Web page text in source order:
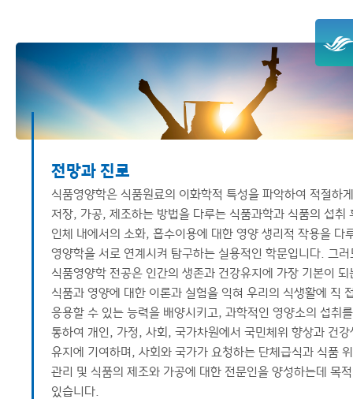
이용안내
전망과 진로
식품영양학은 식품원료의 이화학적 특성을 파악하여 적절하게
저장, 가공, 제조하는 방법을 다루는 식품과학과 식품의 섭취
인체 내에서의 소화, 흡수이용에 대한 영양 생리적 작용을 다
영양학을 서로 연계시켜 탐구하는 실용적인 학문입니다. 그러
식품영양학 전공은 인간의 생존과 건강유지에 가장 기본이 되
식품과 영양에 대한 이론과 실험을 익혀 우리의 식생활에 직
응용할 수 있는 능력을 배양시키고, 과학적인 영양소의 섭취를
통하여 개인, 가정, 사회, 국가차원에서 국민체위 향상과 건강
유지에 기여하며, 사회와 국가가 요청하는 단체급식과 식품
관리 및 식품의 제조와 가공에 대한 전문인을 양성하는데 목
있습니다.